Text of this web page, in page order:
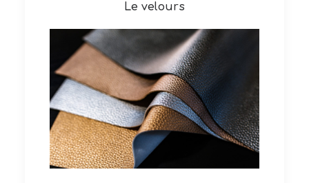
Le velours